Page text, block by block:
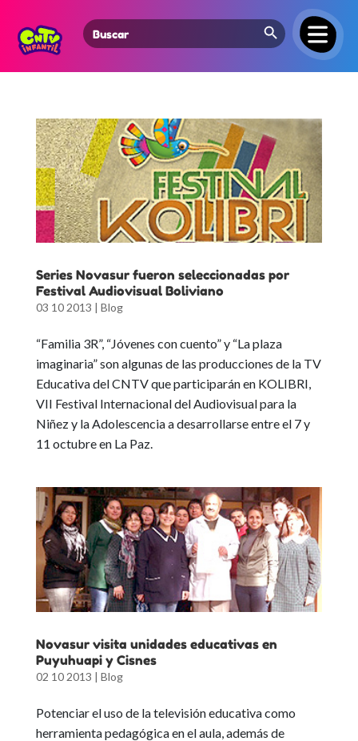
Search
for:
Search Button
Series Novasur fueron seleccionadas por
Festival Audiovisual Boliviano
03 10 2013 | Blog
“Familia 3R”, “Jóvenes con cuento”y“La plaza
imaginaria”son algunas de las producciones de la TV
Educativa del CNTV que participarán en KOLIBRI,
VII Festival Internacional del Audiovisual para la
Niñez y la Adolescencia a desarrollarse entre el 7 y
11 octubre en La Paz.
Novasur visita unidades educativas en
Puyuhuapi y Cisnes
02 10 2013 | Blog
Potenciar el uso de la televisión educativa como
herramienta pedagógica en el aula, además de